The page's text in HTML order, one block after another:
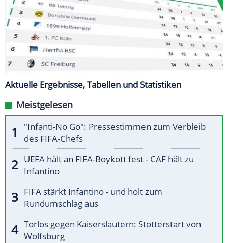
Aktuelle Ergebnisse, Tabellen und Statistiken
Meistgelesen
"Infanti-No Go": Pressestimmen zum Verbleib
des FIFA-Chefs
UEFA hält an FIFA-Boykott fest - CAF hält zu
Infantino
FIFA stärkt Infantino - und holt zum
Rundumschlag aus
Torlos gegen Kaiserslautern: Stotterstart von
Wolfsburg